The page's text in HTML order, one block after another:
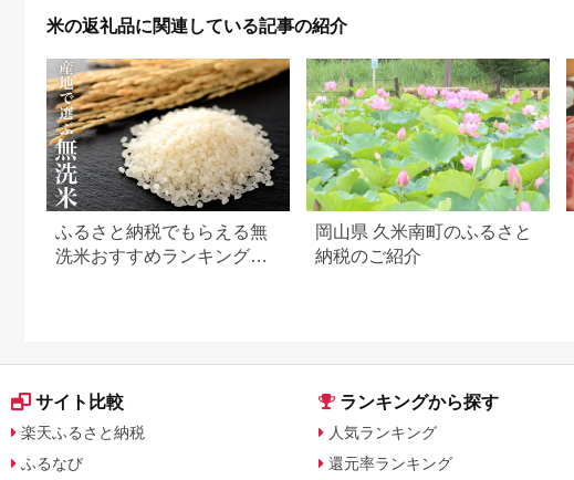
米の返礼品に関連している記事の紹介
ふるさと納税でもらえる無
洗米おすすめランキング
岡山県 久米南町のふるさと
納税のご紹介
サイト比較
楽天ふるさと納税
ふるなび
ランキングから探す
人気ランキング
還元率ランキング